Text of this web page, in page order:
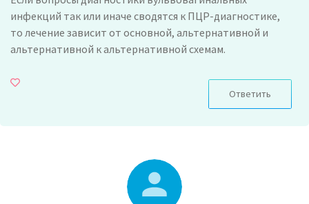
инфекций так или иначе сводятся к ПЦР-диагностике,
то лечение зависит от основной, альтернативной и
альтернативной к альтернативной схемам.
Ответить